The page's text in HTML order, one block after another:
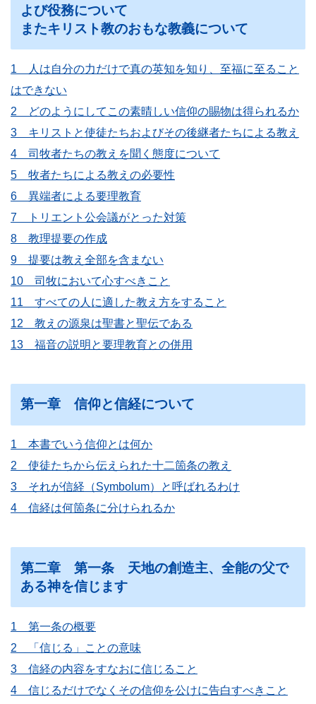
よび役務について
またキリスト教のおもな教義について
1 人は自分の力だけで真の英知を知り、至福に至ること
はできない
2 どのようにしてこの素晴しい信仰の賜物は得られるか
3 キリストと使徒たちおよびその後継者たちによる教え
4 司牧者たちの教えを聞く態度について
5 牧者たちによる教えの必要性
6 異端者による要理教育
7 トリエント公会議がとった対策
8 教理提要の作成
9 提要は教え全部を含まない
10 司牧において心すべきこと
11 すべての人に適した教え方をすること
12 教えの源泉は聖書と聖伝である
13 福音の説明と要理教育との併用
第一章 信仰と信経について
1 本書でいう信仰とは何か
2 使徒たちから伝えられた十二箇条の教え
3 それが信経（Symbolum）と呼ばれるわけ
4 信経は何箇条に分けられるか
第二章 第一条 天地の創造主、全能の父で
ある神を信じます
1 第一条の概要
2 「信じる」ことの意味
3 信経の内容をすなおに信じること
4 信じるだけでなくその信仰を公けに告白すべきこと